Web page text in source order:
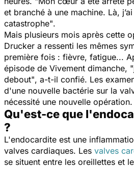
et branché à une machine. Là,
catastrophe".
Mais plusieurs mois après cette
Drucker a ressenti les mêmes
première fois : fièvre, fatigue...
épisode de Vivement dimanche,
debout", a-t-il confié. Les
d'une nouvelle bactérie sur la
nécessité une nouvelle opération.
Qu'est-ce que
?
L'endocardite est une
valves cardiaques. Les valves
se situent entre les oreillettes et